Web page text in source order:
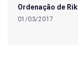
Ordenação de
01/03/2017